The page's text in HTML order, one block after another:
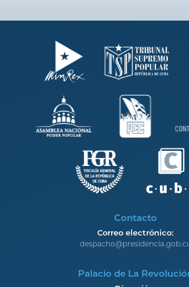
Contacto
Correo electrónico:
Palacio de La